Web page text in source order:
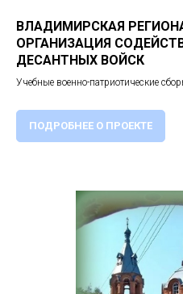
ВЛАДИМИРСКАЯ
ОРГАНИЗАЦИЯ
ДЕСАНТНЫХ ВОЙСК
Учебные военно-патриотические
ПОДРОБНЕЕ О ПРОЕКТЕ